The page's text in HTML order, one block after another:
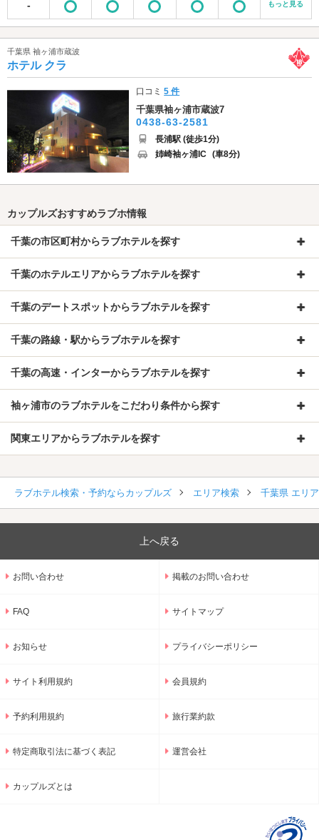
-
もっと見る
千葉県 袖ヶ浦市蔵波
ホテル クラ
口コミ5 件
千葉県袖ヶ浦市蔵波7
0438-63-2581
長浦駅 (徒歩1分)
姉崎袖ヶ浦IC (車8分)
カップルズおすすめラブホ情報
千葉の市区町村からラブホテルを探す
千葉のホテルエリアからラブホテルを探す
千葉のデートスポットからラブホテルを探す
千葉の路線・駅からラブホテルを探す
千葉の高速・インターからラブホテルを探す
袖ヶ浦市のラブホテルをこだわり条件から探す
関東エリアからラブホテルを探す
ラブホテル検索・予約ならカップルズ エリア検索 千葉県 エリ
上へ戻る
お問い合わせ 掲載のお問い合わせ
FAQ サイトマップ
お知らせ プライバシーポリシー
サイト利用規約 会員規約
予約利用規約 旅行業約款
特定商取引法に基づく表記 運営会社
カップルズとは